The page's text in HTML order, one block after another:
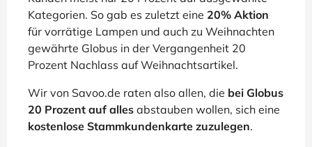
Kategorien. So gab es zuletzt eine 20% Aktion
für vorrätige Lampen und auch zu Weihnachten
gewährte Globus in der Vergangenheit 20
Prozent Nachlass auf Weihnachtsartikel.
Wir von Savoo.de raten also allen, die bei Globus
20 Prozent auf alles abstauben wollen, sich eine
kostenlose Stammkundenkarte zuzulegen.